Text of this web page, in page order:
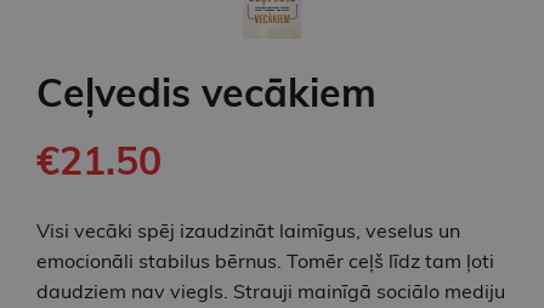
Ceļvedis vecākiem
€21.50
Visi vecāki spēj izaudzināt laimīgus, veselus un
emocionāli stabilus bērnus. Tomēr ceļš līdz tam ļoti
daudziem nav viegls. Strauji mainīgā sociālo mediju